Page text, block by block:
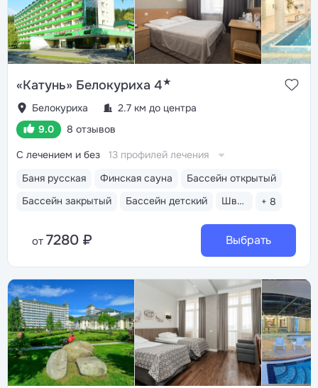
«Катунь» Белокуриха 4★
Белокуриха
2.7 км до центра
9.0
8 отзывов
Баня русская Финская сауна
Бассейн открытый
Бассейн закрытый
Бассейн детский Шведский стол + 8
С лечением и без 13 профилей лечения
от 7280 ₽ Выбрать